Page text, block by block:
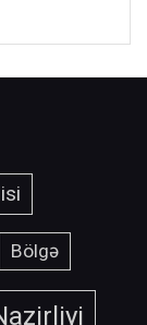
Bölgə